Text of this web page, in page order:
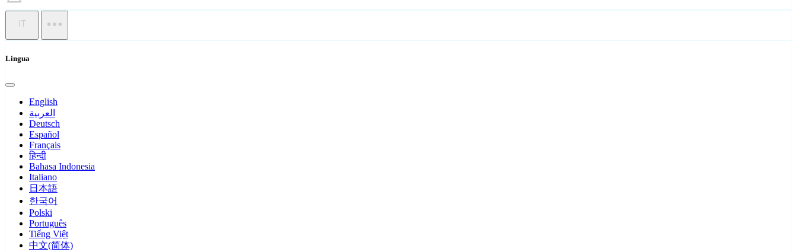
IT
Lingua
English
العربية
Deutsch
Español
Français
हिन्दी
Bahasa Indonesia
Italiano
日本語
한국어
Polski
Português
Tiếng Việt
中文(简体)